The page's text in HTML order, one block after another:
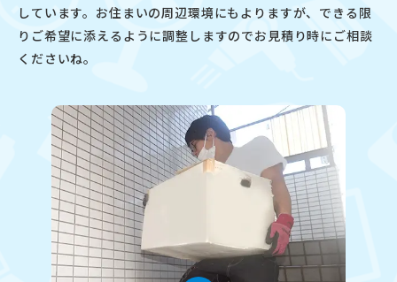
しています。お住まいの周辺環境にもよりますが、できる限
りご希望に添えるように調整しますのでお見積り時にご相談
くださいね。